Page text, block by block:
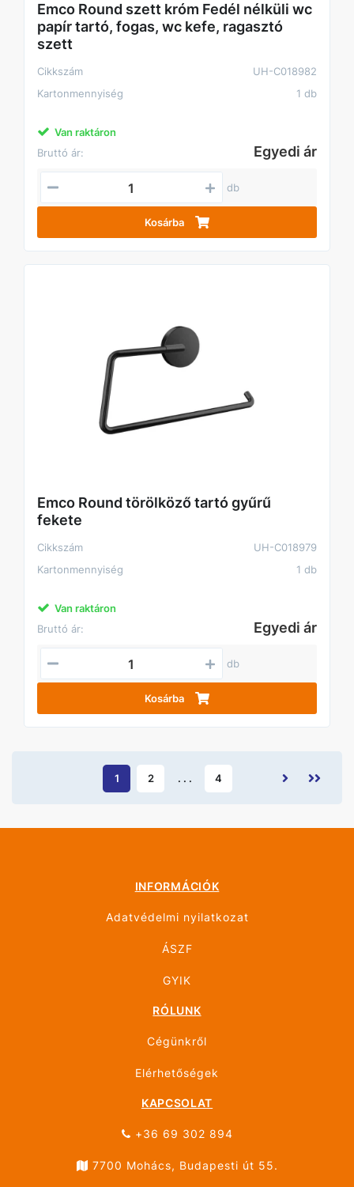
Emco Round szett króm Fedél nélküli wc
papír tartó, fogas, wc kefe, ragasztó
szett
Cikkszám
UH-C018982
Kartonmennyiség
1 db
Van raktáron
Bruttó ár:
Egyedi ár
db
Kosárba
Emco Round törölköző tartó gyűrű
fekete
Cikkszám
UH-C018979
Kartonmennyiség
1 db
Van raktáron
Bruttó ár:
Egyedi ár
db
Kosárba
1 2 . . . 4
INFORMÁCIÓK
Adatvédelmi nyilatkozat
ÁSZF
GYIK
RÓLUNK
Cégünkről
Elérhetőségek
KAPCSOLAT
+36 69 302 894
7700 Mohács, Budapesti út 55.